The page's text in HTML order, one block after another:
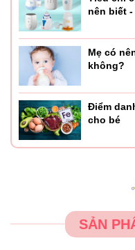
nên biết
Mẹ có
không?
Điểm
cho bé
SẢN